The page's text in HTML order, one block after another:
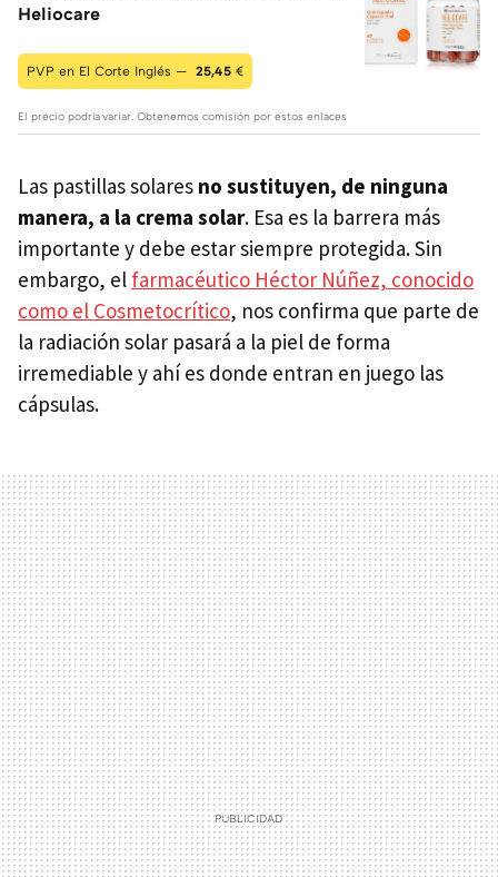
Heliocare
PVP en El Corte Inglés — 25,45 €
El precio podría variar. Obtenemos comisión por estos enlaces
Las pastillas solares no sustituyen, de ninguna
manera, a la crema solar. Esa es la barrera más
importante y debe estar siempre protegida. Sin
embargo, el farmacéutico Héctor Núñez, conocido
como el Cosmetocrítico, nos confirma que parte de
la radiación solar pasará a la piel de forma
irremediable y ahí es donde entran en juego las
cápsulas.